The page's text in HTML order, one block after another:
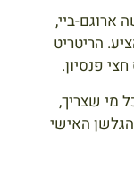
ארוגם-ביי,
הריטריט
פנסיון.
מי שצריך,
האישי